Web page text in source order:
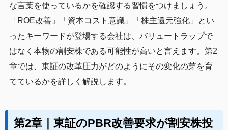
な言葉を使っているかを確認する習慣をつけましょう。
「ROE改善」「資本コスト意識」「株主還元強化」とい
ったキーワードが登場する会社は、バリュートラップで
はなく本物の割安株である可能性が高いと言えます。第2
章では、東証の改革圧力がどのようにその変化の芽を育
てているかを詳しく解説します。
第2章｜東証のPBR改善要求が割安株投